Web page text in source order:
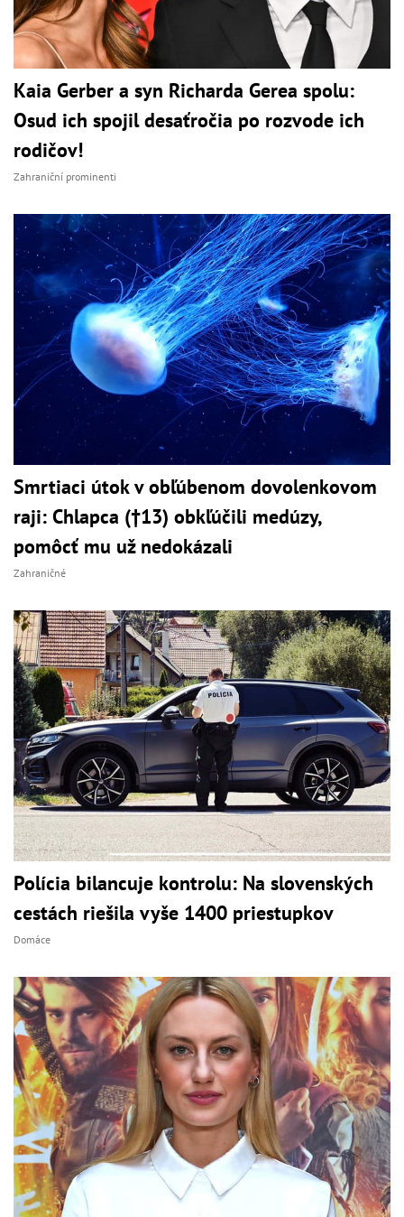
Kaia Gerber a syn Richarda Gerea spolu:
Osud ich spojil desaťročia po rozvode ich
rodičov!
Zahraniční prominenti
Smrtiaci útok v obľúbenom dovolenkovom
raji: Chlapca (†13) obkľúčili medúzy,
pomôcť mu už nedokázali
Zahraničné
Polícia bilancuje kontrolu: Na slovenských
cestách riešila vyše 1400 priestupkov
Domáce